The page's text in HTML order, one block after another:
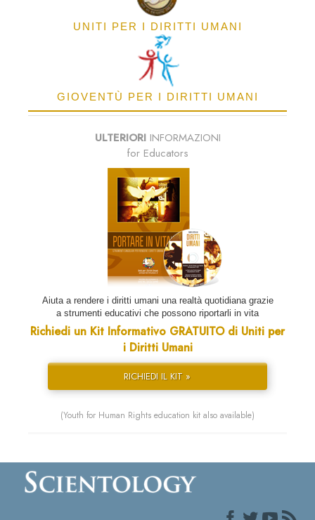
UNITI PER I DIRITTI UMANI
GIOVENTÙ PER I DIRITTI UMANI
ULTERIORIINFORMAZIONI
for Educators
Aiuta a rendere i diritti umani una realtà quotidiana grazie
a strumenti educativi che possono riportarli in vita
Richiedi un Kit Informativo GRATUITO di Uniti per
i Diritti Umani
RICHIEDI IL KIT »
(Youth for Human Rights education kit also available)